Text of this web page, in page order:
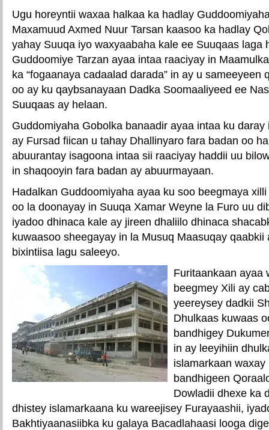
Ugu horeyntii waxaa halkaa ka hadlay
Maxamuud Axmed Nuur Tarsan kaasoo ka hadlay
yahay Suuqa iyo waxyaabaha kale ee Suuqaas laga
Guddoomiye Tarzan ayaa intaa raaciyay in
ka “fogaanaya cadaalad darada” in ay u sameeyeen
oo ay ku qaybsanayaan Dadka Soomaaliyeed ee
Suuqaas ay helaan.
Guddomiyaha Gobolka banaadir ayaa intaa ku
ay Fursad fiican u tahay Dhallinyaro fara badan oo
abuurantay isagoona intaa sii raaciyay haddii uu
in shaqooyin fara badan ay abuurmayaan.
Hadalkan Guddoomiyaha ayaa ku soo beegmaya
oo la doonayay in Suuqa Xamar Weyne la Furo uu
iyadoo dhinaca kale ay jireen dhaliilo dhinaca
kuwaasoo sheegayay in la Musuq Maasuqay qaabkii
bixintiisa lagu saleeyo.
Furitaankaan ayaa
beegmey Xili ay
yeereysey dadkii
Dhulkaas kuwaas
bandhigey
in ay leeyihiin
islamarkaan
bandhigeen
Dowladii dhexe ka
dhistey islamarkaana ku wareejisey Furayaashii,
Bakhtiyaanasiibka ku galaya Bacadlahaasi looga